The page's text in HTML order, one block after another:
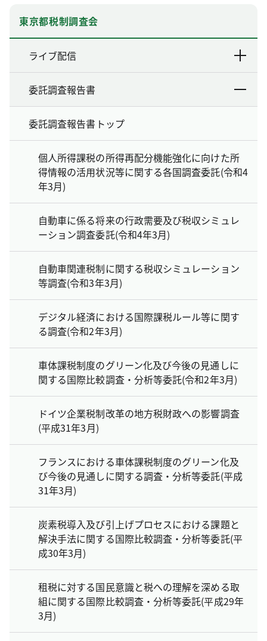
東京都税制調査会
ライブ配信
委託調査報告書
委託調査報告書トップ
個人所得課税の所得再配分機能強化に向けた所
得情報の活用状況等に関する各国調査委託(令和4
年3月)
自動車に係る将来の行政需要及び税収シミュレ
ーション調査委託(令和4年3月)
自動車関連税制に関する税収シミュレーション
等調査(令和3年3月)
デジタル経済における国際課税ルール等に関す
る調査(令和2年3月)
車体課税制度のグリーン化及び今後の見通しに
関する国際比較調査・分析等委託(令和2年3月)
ドイツ企業税制改革の地方税財政への影響調査
(平成31年3月)
フランスにおける車体課税制度のグリーン化及
び今後の見通しに関する調査・分析等委託(平成
31年3月)
炭素税導入及び引上げプロセスにおける課題と
解決手法に関する国際比較調査・分析等委託(平
成30年3月)
租税に対する国民意識と税への理解を深める取
組に関する国際比較調査・分析等委託(平成29年
3月)